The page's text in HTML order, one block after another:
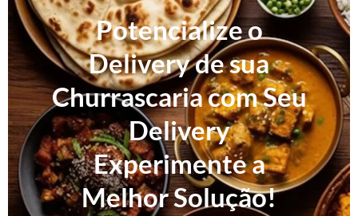
Potencialize o
Delivery de sua
Churrascaria com Seu
Delivery
Experimente a
Melhor Solução!